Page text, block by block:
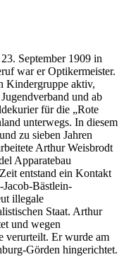
September 1909 in
war er Optikermeister.
Kindergruppe aktiv,
und ab
für die „Rote
unterwegs. In diesem
zu sieben Jahren
Arthur Weisbrodt
Apparatebau
entstand ein Kontakt
Bästlein-
illegale
Staat. Arthur
und wegen
verurteilt. Er wurde am
Görden hingerichtet.